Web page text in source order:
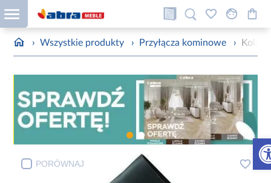
› Wszystkie produkty › Przyłącza kominowe ›
PORÓWNAJ